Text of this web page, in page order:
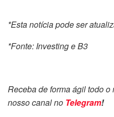
*Esta notícia pode ser
*Fonte: Investing e B3
Receba de forma ágil todo
nosso canal no Telegram!